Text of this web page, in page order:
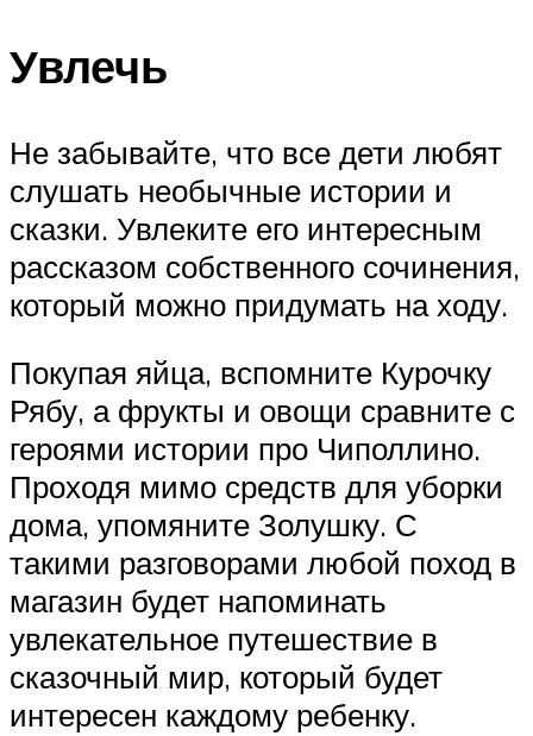
Увлечь
Не забывайте, что все дети любят
слушать необычные истории и
сказки. Увлеките его интересным
рассказом собственного сочинения,
который можно придумать на ходу.
Покупая яйца, вспомните Курочку
Рябу, а фрукты и овощи сравните с
героями истории про Чиполлино.
Проходя мимо средств для уборки
дома, упомяните Золушку. С
такими разговорами любой поход в
магазин будет напоминать
увлекательное путешествие в
сказочный мир, который будет
интересен каждому ребенку.